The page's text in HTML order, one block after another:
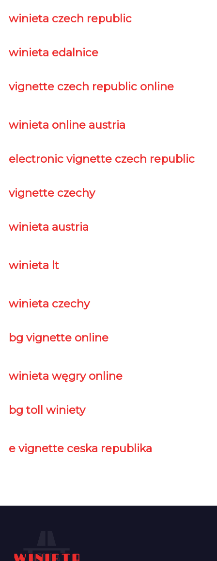
winieta czech republic
winieta edalnice
vignette czech republic online
winieta online austria
electronic vignette czech republic
vignette czechy
winieta austria
winieta lt
winieta czechy
bg vignette online
winieta węgry online
bg toll winiety
e vignette ceska republika